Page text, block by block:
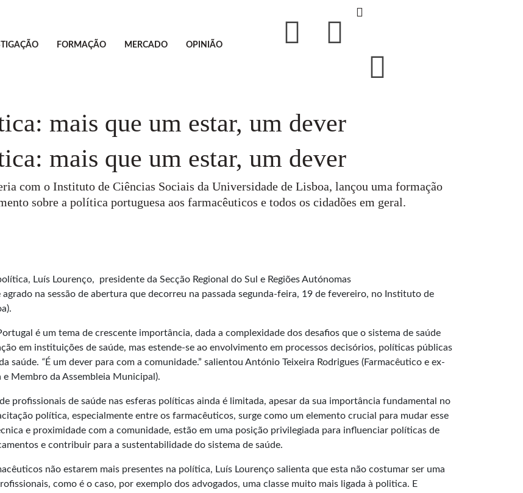
FORMAÇÃO MERCADO OPINIÃO
mais que um estar, um dever
mais que um estar, um dever
com o Instituto de Ciências Sociais da Universidade de Lisboa, lançou uma formação
sobre a política portuguesa aos farmacêuticos e todos os cidadões em geral.
Luís Lourenço, presidente da Secção Regional do Sul e Regiões Autónomas
na sessão de abertura que decorreu na passada segunda-feira, 19 de fevereiro, no Instituto de
é um tema de crescente importância, dada a complexidade dos desafios que o sistema de saúde
em instituições de saúde, mas estende-se ao envolvimento em processos decisórios, políticas públicas
saúde. “ É um dever para com a comunidade.” salientou António Teixeira Rodrigues (Farmacêutico e ex-
Membro da Assembleia Municipal).
profissionais de saúde nas esferas políticas ainda é limitada, apesar da sua importância fundamental no
política, especialmente entre os farmacêuticos, surge como um elemento crucial para mudar esse
e proximidade com a comunidade, estão em uma posição privilegiada para influenciar políticas de
e contribuir para a sustentabilidade do sistema de saúde.
não estarem mais presentes na política, Luís Lourenço salienta que esta não costumar ser uma
como é o caso, por exemplo dos advogados, uma classe muito mais ligada à politica. E